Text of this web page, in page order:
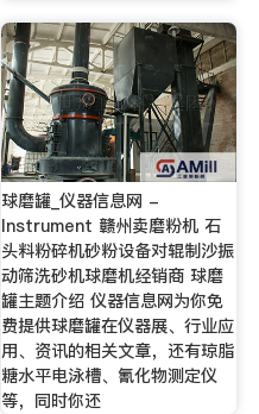
球磨罐_仪器信息网 -
Instrument 赣州卖磨粉机 石
头料粉碎机砂粉设备对辊制沙振
动筛洗砂机球磨机经销商 球磨
罐主题介绍 仪器信息网为你免
费提供球磨罐在仪器展、行业应
用、资讯的相关文章，还有琼脂
糖水平电泳槽、氰化物测定仪
等，同时你还